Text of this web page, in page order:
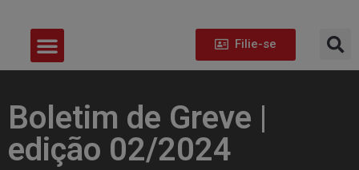
Filie-se
Boletim de Greve |
edição 02/2024